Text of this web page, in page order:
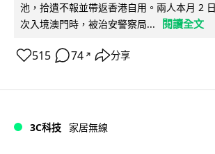
池，拾遺不報並帶返香港自用。兩人本月 2
次入境澳門時，被治安警察局...
閱讀全文
515 74 ↗ 分享
3C科技 家居無線